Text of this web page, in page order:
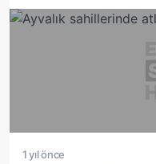
1 yıl önce